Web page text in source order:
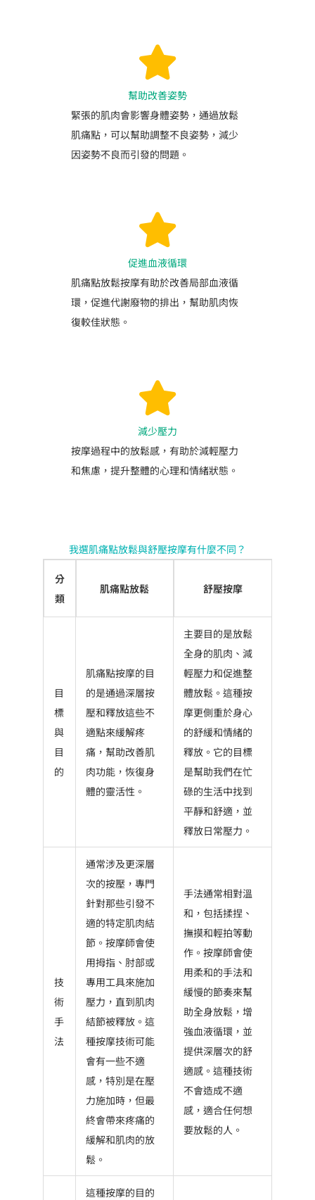
幫助改善姿勢
緊張的肌肉會影響身體姿勢，通過放鬆
肌痛點，可以幫助調整不良姿勢，減少
因姿勢不良而引發的問題。
促進血液循環
肌痛點放鬆按摩有助於改善局部血液循
環，促進代謝廢物的排出，幫助肌肉恢
復較佳狀態。
減少壓力
按摩過程中的放鬆感，有助於減輕壓力
和焦慮，提升整體的心理和情緒狀態。
我選肌痛點放鬆與舒壓按摩有什麼不同？
分
類
肌痛點放鬆 舒壓按摩
目
標
與
目
的
肌痛點按摩的目
的是通過深層按
壓和釋放這些不
適點來緩解疼
痛，幫助改善肌
肉功能，恢復身
體的靈活性。
主要目的是放鬆
全身的肌肉、減
輕壓力和促進整
體放鬆。這種按
摩更側重於身心
的舒緩和情緒的
釋放。它的目標
是幫助我們在忙
碌的生活中找到
平靜和舒適，並
釋放日常壓力。
技
術
手
法
通常涉及更深層
次的按壓，專門
針對那些引發不
適的特定肌肉結
節。按摩師會使
用拇指、肘部或
專用工具來施加
壓力，直到肌肉
結節被釋放。這
種按摩技術可能
會有一些不適
感，特別是在壓
力施加時，但最
終會帶來疼痛的
緩解和肌肉的放
鬆。
手法通常相對溫
和，包括揉捏、
撫摸和輕拍等動
作。按摩師會使
用柔和的手法和
緩慢的節奏來幫
助全身放鬆，增
強血液循環，並
提供深層次的舒
適感。這種技術
不會造成不適
感，適合任何想
要放鬆的人。
這種按摩的目的